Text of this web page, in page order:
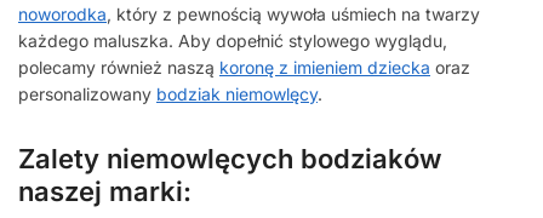
noworodka, który z pewnością wywoła uśmiech na twarzy
każdego maluszka. Aby dopełnić stylowego wyglądu,
polecamy również naszą koronę z imieniem dziecka oraz
personalizowany bodziak niemowlęcy.
Zalety niemowlęcych bodziaków
naszej marki: